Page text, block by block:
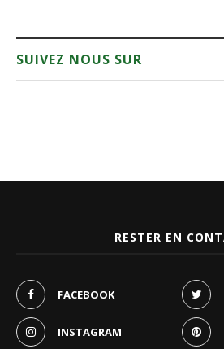
SUIVEZ NOUS SUR
RESTER EN
FACEBOOK
INSTAGRAM